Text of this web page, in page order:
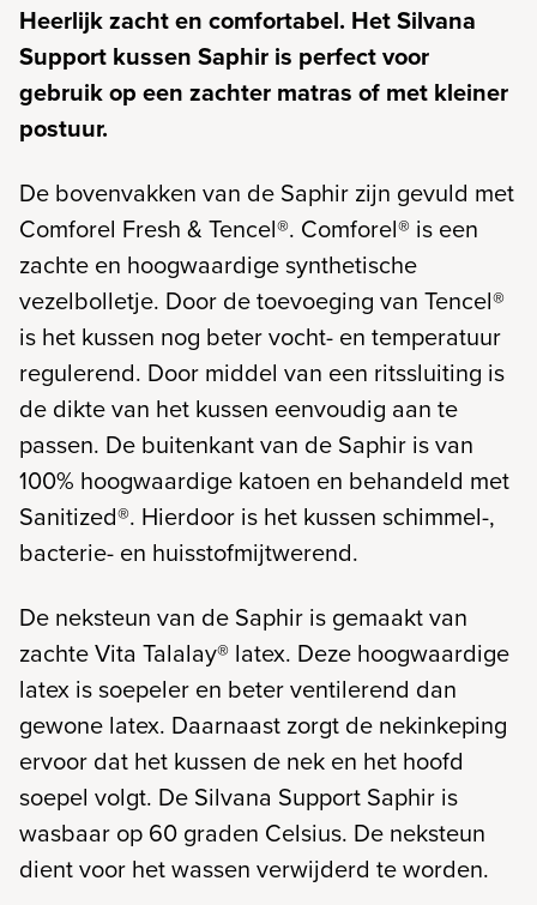
Heerlijk zacht en comfortabel. Het Silvana
Support kussen Saphir is perfect voor
gebruik op een zachter matras of met kleiner
postuur.
De bovenvakken van de Saphir zijn gevuld met
Comforel Fresh & Tencel®. Comforel® is een
zachte en hoogwaardige synthetische
vezelbolletje. Door de toevoeging van Tencel®
is het kussen nog beter vocht- en temperatuur
regulerend. Door middel van een ritssluiting is
de dikte van het kussen eenvoudig aan te
passen. De buitenkant van de Saphir is van
100% hoogwaardige katoen en behandeld met
Sanitized®. Hierdoor is het kussen schimmel-,
bacterie- en huisstofmijtwerend.
De neksteun van de Saphir is gemaakt van
zachte Vita Talalay® latex. Deze hoogwaardige
latex is soepeler en beter ventilerend dan
gewone latex. Daarnaast zorgt de nekinkeping
ervoor dat het kussen de nek en het hoofd
soepel volgt. De Silvana Support Saphir is
wasbaar op 60 graden Celsius. De neksteun
dient voor het wassen verwijderd te worden.